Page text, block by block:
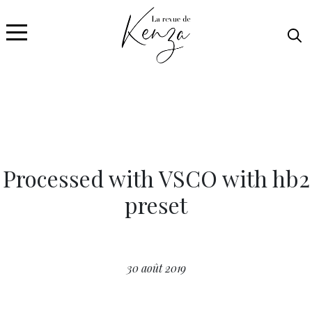
Processed with VSCO with hb2
preset
30 août 2019